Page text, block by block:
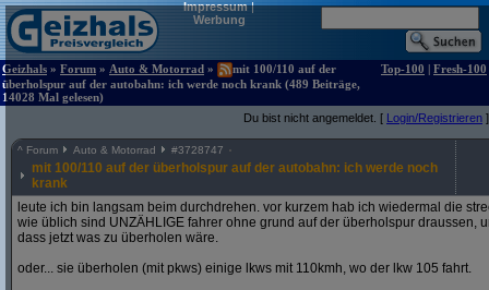
Impressum|
Werbung
Geizhals » Forum » Auto & Motorrad »
mit 100/110 auf der
überholspur auf der autobahn: ich werde noch krank (489 Beiträge,
14028 Mal gelesen)
Top-100 | Fresh-100
Du bist nicht angemeldet. [ Login/Registrieren ]
^ Forum Auto & Motorrad #3728747
mit 100/110 auf der überholspur auf der autobahn: ich werde noch
krank
leute ich bin langsam beim durchdrehen. vor kurzem hab ich wiedermal die
wie üblich sind UNZÄHLIGE fahrer ohne grund auf der überholspur draussen,
dass jetzt was zu überholen wäre.
oder... sie überholen (mit pkws) einige lkws mit 110kmh, wo der lkw 105 fahrt.